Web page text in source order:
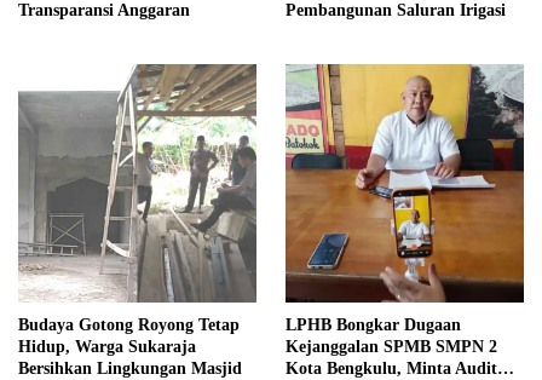
Transparansi Anggaran
Pembangunan Saluran Irigasi
Budaya Gotong Royong Tetap
Hidup, Warga Sukaraja
Bersihkan Lingkungan Masjid
LPHB Bongkar Dugaan
Kejanggalan SPMB SMPN 2
Kota Bengkulu, Minta Audit